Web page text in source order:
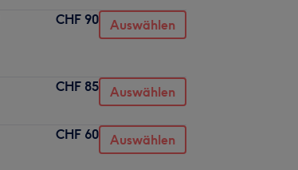
CHF 90 Auswählen
CHF 85 Auswählen
CHF 60 Auswählen